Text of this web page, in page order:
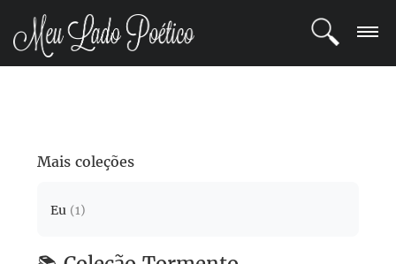
Mais coleções
Eu (1)